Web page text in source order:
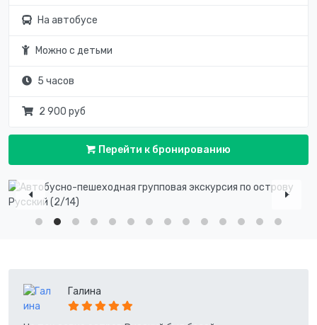
На автобусе
Можно с детьми
5 часов
2 900 руб
Перейти к бронированию
Галина